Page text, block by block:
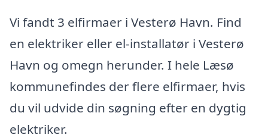
Vi fandt 3 elfirmaer i Vesterø Havn. Find
en elektriker eller el-installatør i Vesterø
Havn og omegn herunder. I hele Læsø
kommunefindes der flere elfirmaer, hvis
du vil udvide din søgning efter en dygtig
elektriker.